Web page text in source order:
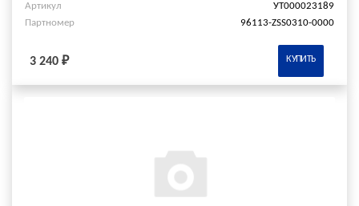
Артикул
УТ000023189
Партномер
96113-ZSS0310-0000
3 240 ₽ КУПИТЬ